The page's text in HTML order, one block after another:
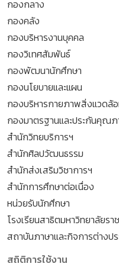
กองกลาง
กองคลัง
กองบริหารงานบุคคล
กองวิเทศสัมพันธ์
กองพัฒนานักศึกษา
กองนโยบายและแผน
กองบริหารกายภาพสิ่งแวดล้
กองมาตรฐานและประกันคุณ
สำนักวิทยบริการฯ
สำนักศิลปวัฒนธรรม
สำนักส่งเสริมวิชาการฯ
สำนักการศึกษาต่อเนื่อง
หน่วยรับนักศึกษา
โรงเรียนสาธิตมหาวิทยาลัยร
สถาบันภาษาและกิจการต่างปร
สถิติการใช้งาน